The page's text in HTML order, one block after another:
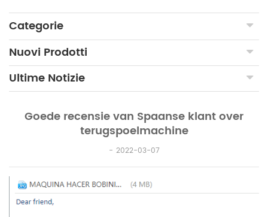
Categorie
Nuovi Prodotti
Ultime Notizie
Goede recensie van Spaanse klant over
terugspoelmachine
2022-03-07